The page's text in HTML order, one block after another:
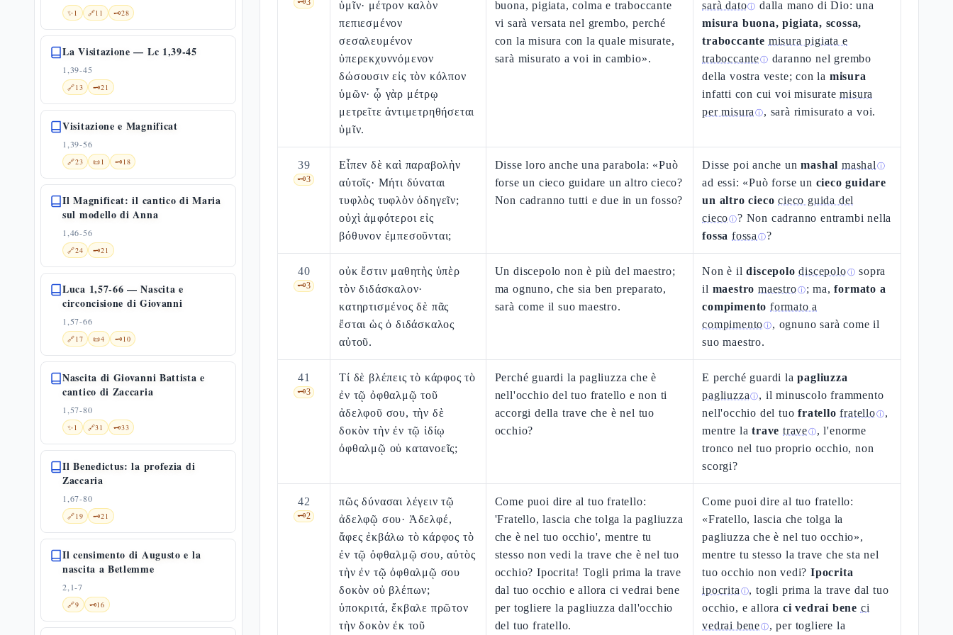
✨1 🔗11 🗝️28
La Visitazione — Lc 1,39-45
1,39-45
🔗13 🗝️21
Visitazione e Magnificat
1,39-56
🔗23 📜1 🗝️18
Il Magnificat: il cantico di Maria
sul modello di Anna
1,46-56
🔗24 🗝️21
Luca 1,57-66 — Nascita e
circoncisione di Giovanni
1,57-66
🔗17 📜4 🗝️10
Nascita di Giovanni Battista e
cantico di Zaccaria
1,57-80
✨1 🔗31 🗝️33
Il Benedictus: la profezia di
Zaccaria
1,67-80
🔗19 🗝️21
Il censimento di Augusto e la
nascita a Betlemme
2,1-7
🔗9 🗝️16
🗝️3
ὑμῖν· μέτρον καλὸν
πεπιεσμένον
σεσαλευμένον
ὑπερεκχυννόμενον
δώσουσιν εἰς τὸν κόλπον
ὑμῶν· ᾧ γὰρ μέτρῳ
μετρεῖτε ἀντιμετρηθήσεται
ὑμῖν.
buona, pigiata, colma e traboccante
vi sarà versata nel grembo, perché
con la misura con la quale misurate,
sarà misurato a voi in cambio».
sarà datoⓘ dalla mano di Dio: una
misura buona, pigiata, scossa,
traboccante misura pigiata e
traboccanteⓘ daranno nel grembo
della vostra veste; con la misura
infatti con cui voi misuratemisura
per misura ⓘ, sarà rimisurato a voi.
39
🗝️3
Εἶπεν δὲ καὶ παραβολὴν
αὐτοῖς· Μήτι δύναται
τυφλὸς τυφλὸν ὁδηγεῖν;
οὐχὶ ἀμφότεροι εἰς
βόθυνον ἐμπεσοῦνται;
Disse loro anche una parabola: «Può
forse un cieco guidare un altro cieco?
Non cadranno tutti e due in un fosso?
Disse poi anche unmashal mashal ⓘ
ad essi: «Può forse un cieco guidare
un altro cieco cieco guida del
ciecoⓘ? Non cadranno entrambi nella
fossa fossa ⓘ?
40
🗝️3
οὐκ ἔστιν μαθητὴς ὑπὲρ
τὸν διδάσκαλον·
κατηρτισμένος δὲ πᾶς
ἔσται ὡς ὁ διδάσκαλος
αὐτοῦ.
Un discepolo non è più del maestro;
ma ognuno, che sia ben preparato,
sarà come il suo maestro.
Non è ildiscepolo discepoloⓘ sopra
il maestro maestroⓘ; ma,formato a
compimento formato a
compimentoⓘ, ognuno sarà come il
suo maestro.
41
🗝️3
Τί δὲ βλέπεις τὸ κάρφος τὸ
ἐν τῷ ὀφθαλμῷ τοῦ
ἀδελφοῦ σου, τὴν δὲ
δοκὸν τὴν ἐν τῷ ἰδίῳ
ὀφθαλμῷ οὐ κατανοεῖς;
Perché guardi la pagliuzza che è
nell'occhio del tuo fratello e non ti
accorgi della trave che è nel tuo
occhio?
E perché guardi lapagliuzza
pagliuzza ⓘ, il minuscolo frammento
nell'occhio del tuofratello fratelloⓘ,
mentre latrave traveⓘ, l'enorme
tronco nel tuo proprio occhio, non
scorgi?
42
🗝️2
πῶς δύνασαι λέγειν τῷ
ἀδελφῷ σου· Ἀδελφέ,
ἄφες ἐκβάλω τὸ κάρφος τὸ
ἐν τῷ ὀφθαλμῷ σου, αὐτὸς
τὴν ἐν τῷ ὀφθαλμῷ σου
δοκὸν οὐ βλέπων;
ὑποκριτά, ἔκβαλε πρῶτον
τὴν δοκὸν ἐκ τοῦ
Come puoi dire al tuo fratello:
'Fratello, lascia che tolga la pagliuzza
che è nel tuo occhio', mentre tu
stesso non vedi la trave che è nel tuo
occhio? Ipocrita! Togli prima la trave
dal tuo occhio e allora ci vedrai bene
per togliere la pagliuzza dall'occhio
del tuo fratello.
Come puoi dire al tuo fratello:
«Fratello, lascia che tolga la
pagliuzza che è nel tuo occhio»,
mentre tu stesso la trave che sta nel
tuo occhio non vedi?Ipocrita
ipocrita ⓘ, togli prima la trave dal tuo
occhio, e allora ci vedrai bene ci
vedrai beneⓘ, per togliere la